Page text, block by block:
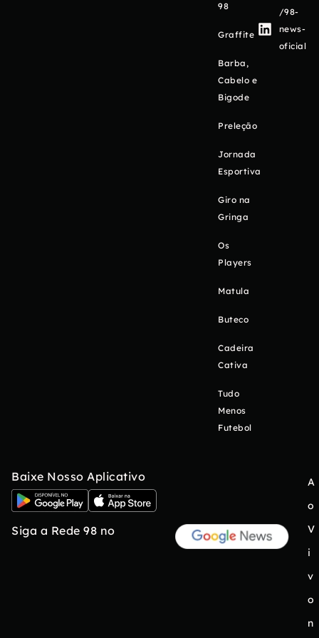
98
Graffite
Barba,
Cabelo e
Bigode
Preleção
Jornada
Esportiva
Giro na
Gringa
Os
Players
Matula
Buteco
Cadeira
Cativa
Tudo
Menos
Futebol
/98-
news-
oficial
Baixe Nosso Aplicativo
Siga a Rede 98 no
A
o
V
i
v
o
n